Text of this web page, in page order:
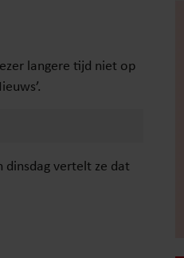
langere tijd niet op
dinsdag vertelt ze dat